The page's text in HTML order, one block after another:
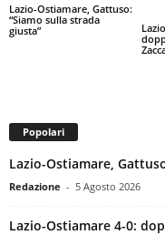
Lazio-Ostiamare, Gattuso:
“Siamo sulla strada
giusta”
Popolari
Lazio-Ostiamare,
Redazione - 5 Agosto 2026
Lazio-Ostiamare 4-0: